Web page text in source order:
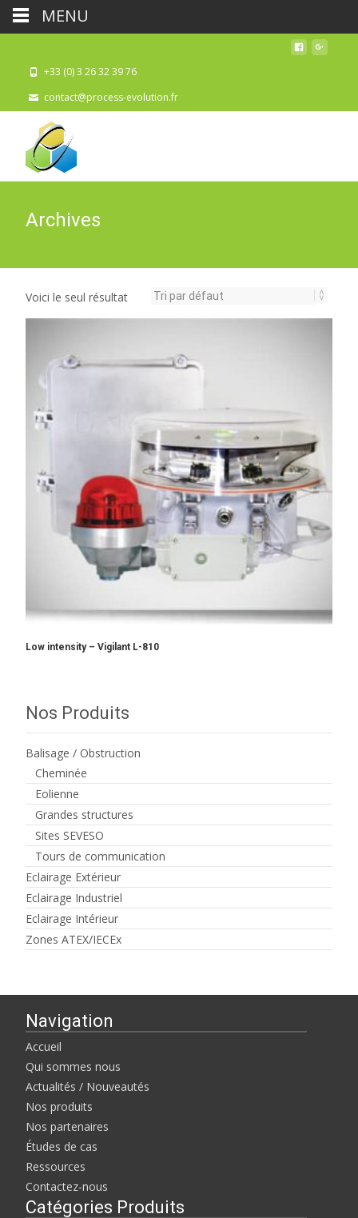
+33 (0) 3 26 32 39 76
contact@process-evolution.fr
Archives
Voici le seul résultat
Low intensity – Vigilant L-810
Nos Produits
Balisage / Obstruction
Cheminée
Eolienne
Grandes structures
Sites SEVESO
Tours de communication
Eclairage Extérieur
Eclairage Industriel
Eclairage Intérieur
Zones ATEX/IECEx
Navigation
Accueil
Qui sommes nous
Actualités / Nouveautés
Nos produits
Nos partenaires
Études de cas
Ressources
Contactez-nous
Catégories Produits
MENU